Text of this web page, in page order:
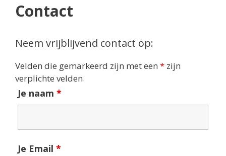
Contact
Neem vrijblijvend contact op:
Velden die gemarkeerd zijn met een * zijn
verplichte velden.
Je naam *
Je Email *